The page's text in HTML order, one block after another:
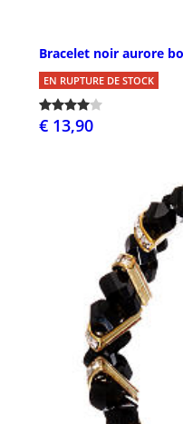
Bracelet noir aurore
EN RUPTURE DE STOCK
€ 13,90